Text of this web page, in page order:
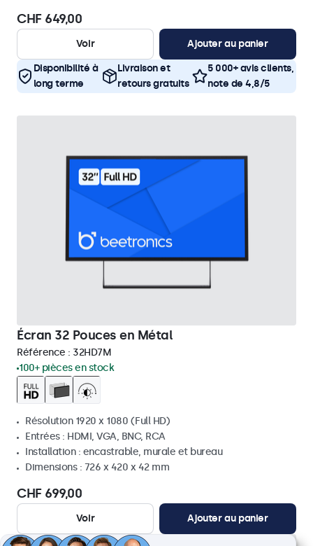
CHF 649,00
Voir Ajouter au panier
Disponibilité à
long terme
Livraison et
retours gratuits
5 000+ avis clients,
note de 4,8/5
Écran 32 Pouces en Métal
Référence : 32HD7M
100+ pièces en stock
Résolution 1920 x 1080 (Full HD)
Entrées : HDMI, VGA, BNC, RCA
Installation : encastrable, murale et bureau
Dimensions : 726 x 420 x 42 mm
CHF 699,00
Voir Ajouter au panier